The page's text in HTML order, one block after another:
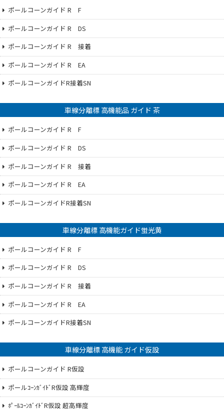
ポールコーンガイド R F
ポールコーンガイド R DS
ポールコーンガイド R 接着
ポールコーンガイド R EA
ポールコーンガイドR接着SN
車線分離標 高機能品 ガイド 茶
ポールコーンガイド R F
ポールコーンガイド R DS
ポールコーンガイド R 接着
ポールコーンガイド R EA
ポールコーンガイドR接着SN
車線分離標 高機能ガイド蛍光黄
ポールコーンガイド R F
ポールコーンガイド R DS
ポールコーンガイド R 接着
ポールコーンガイド R EA
ポールコーンガイドR接着SN
車線分離標 高機能 ガイド仮設
ポールコーンガイド R仮設
ポールｺｰﾝｶﾞｲﾄﾞR仮設 高輝度
ﾎﾟｰﾙｺｰﾝｶﾞｲﾄﾞR仮設 超高輝度